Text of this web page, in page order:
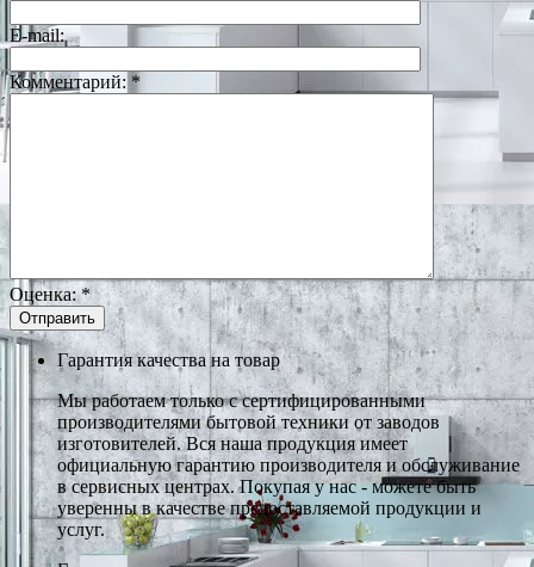
E-mail:
Комментарий: *
Оценка:*
Гарантия качества на товар
Мы работаем только с сертифицированными
производителями бытовой техники от заводов
изготовителей. Вся наша продукция имеет
официальную гарантию производителя и обслуживание
в сервисных центрах. Покупая у нас - можете быть
уверенны в качестве предоставляемой продукции и
услуг.